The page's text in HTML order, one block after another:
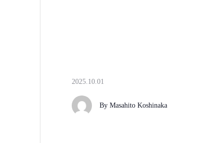
2025.10.01
By Masahito Koshinaka